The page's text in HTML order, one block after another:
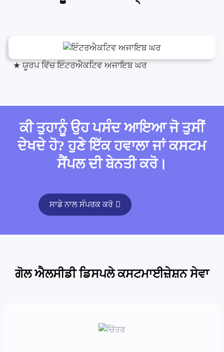
★ ਯੂਰਪ ਵਿੱਚ ਇੰਟਰਐਕਟਿਵ ਅਜਾਇਬ ਘਰ
ਕੀ ਤੁਹਾਨੂੰ ਉਹ ਪਸੰਦ ਆਇਆ ਜੋ ਤੁਸੀਂ
ਦੇਖਦੇ ਹੋ? ਹੁਣੇ ਇੱਕ ਹਵਾਲਾ ਜਾਂ ਕਸਟਮ
ਸੈਂਪਲ ਦੀ ਬੇਨਤੀ ਕਰੋ।
ਸਾਡੇ ਨਾਲ ਸੰਪਰਕ ਕਰੋ
ਗੋਲ ਐਲਸੀਡੀ ਡਿਸਪਲੇ ਕਸਟਮਾਈਜ਼ੇਸ਼ਨ ਸੇਵਾ